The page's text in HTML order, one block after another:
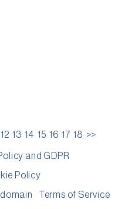
12 13 14 15 16 17 18 >>
and GDPR
Policy
Terms of Service